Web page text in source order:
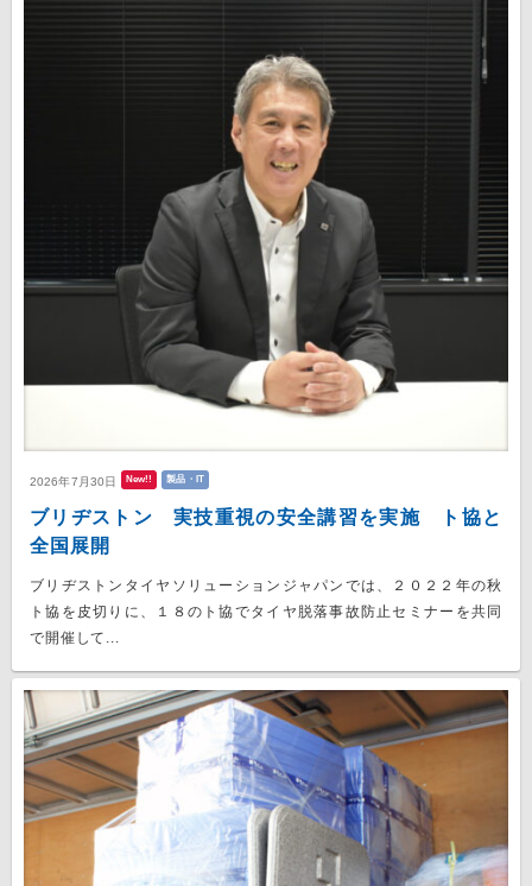
2026年7月30日 New!! 製品・IT
ブリヂストン 実技重視の安全講習を実施 ト協と
全国展開
ブリヂストンタイヤソリューションジャパンでは、２０２２年の秋
ト協を皮切りに、１８のト協でタイヤ脱落事故防止セミナーを共同
で開催して...